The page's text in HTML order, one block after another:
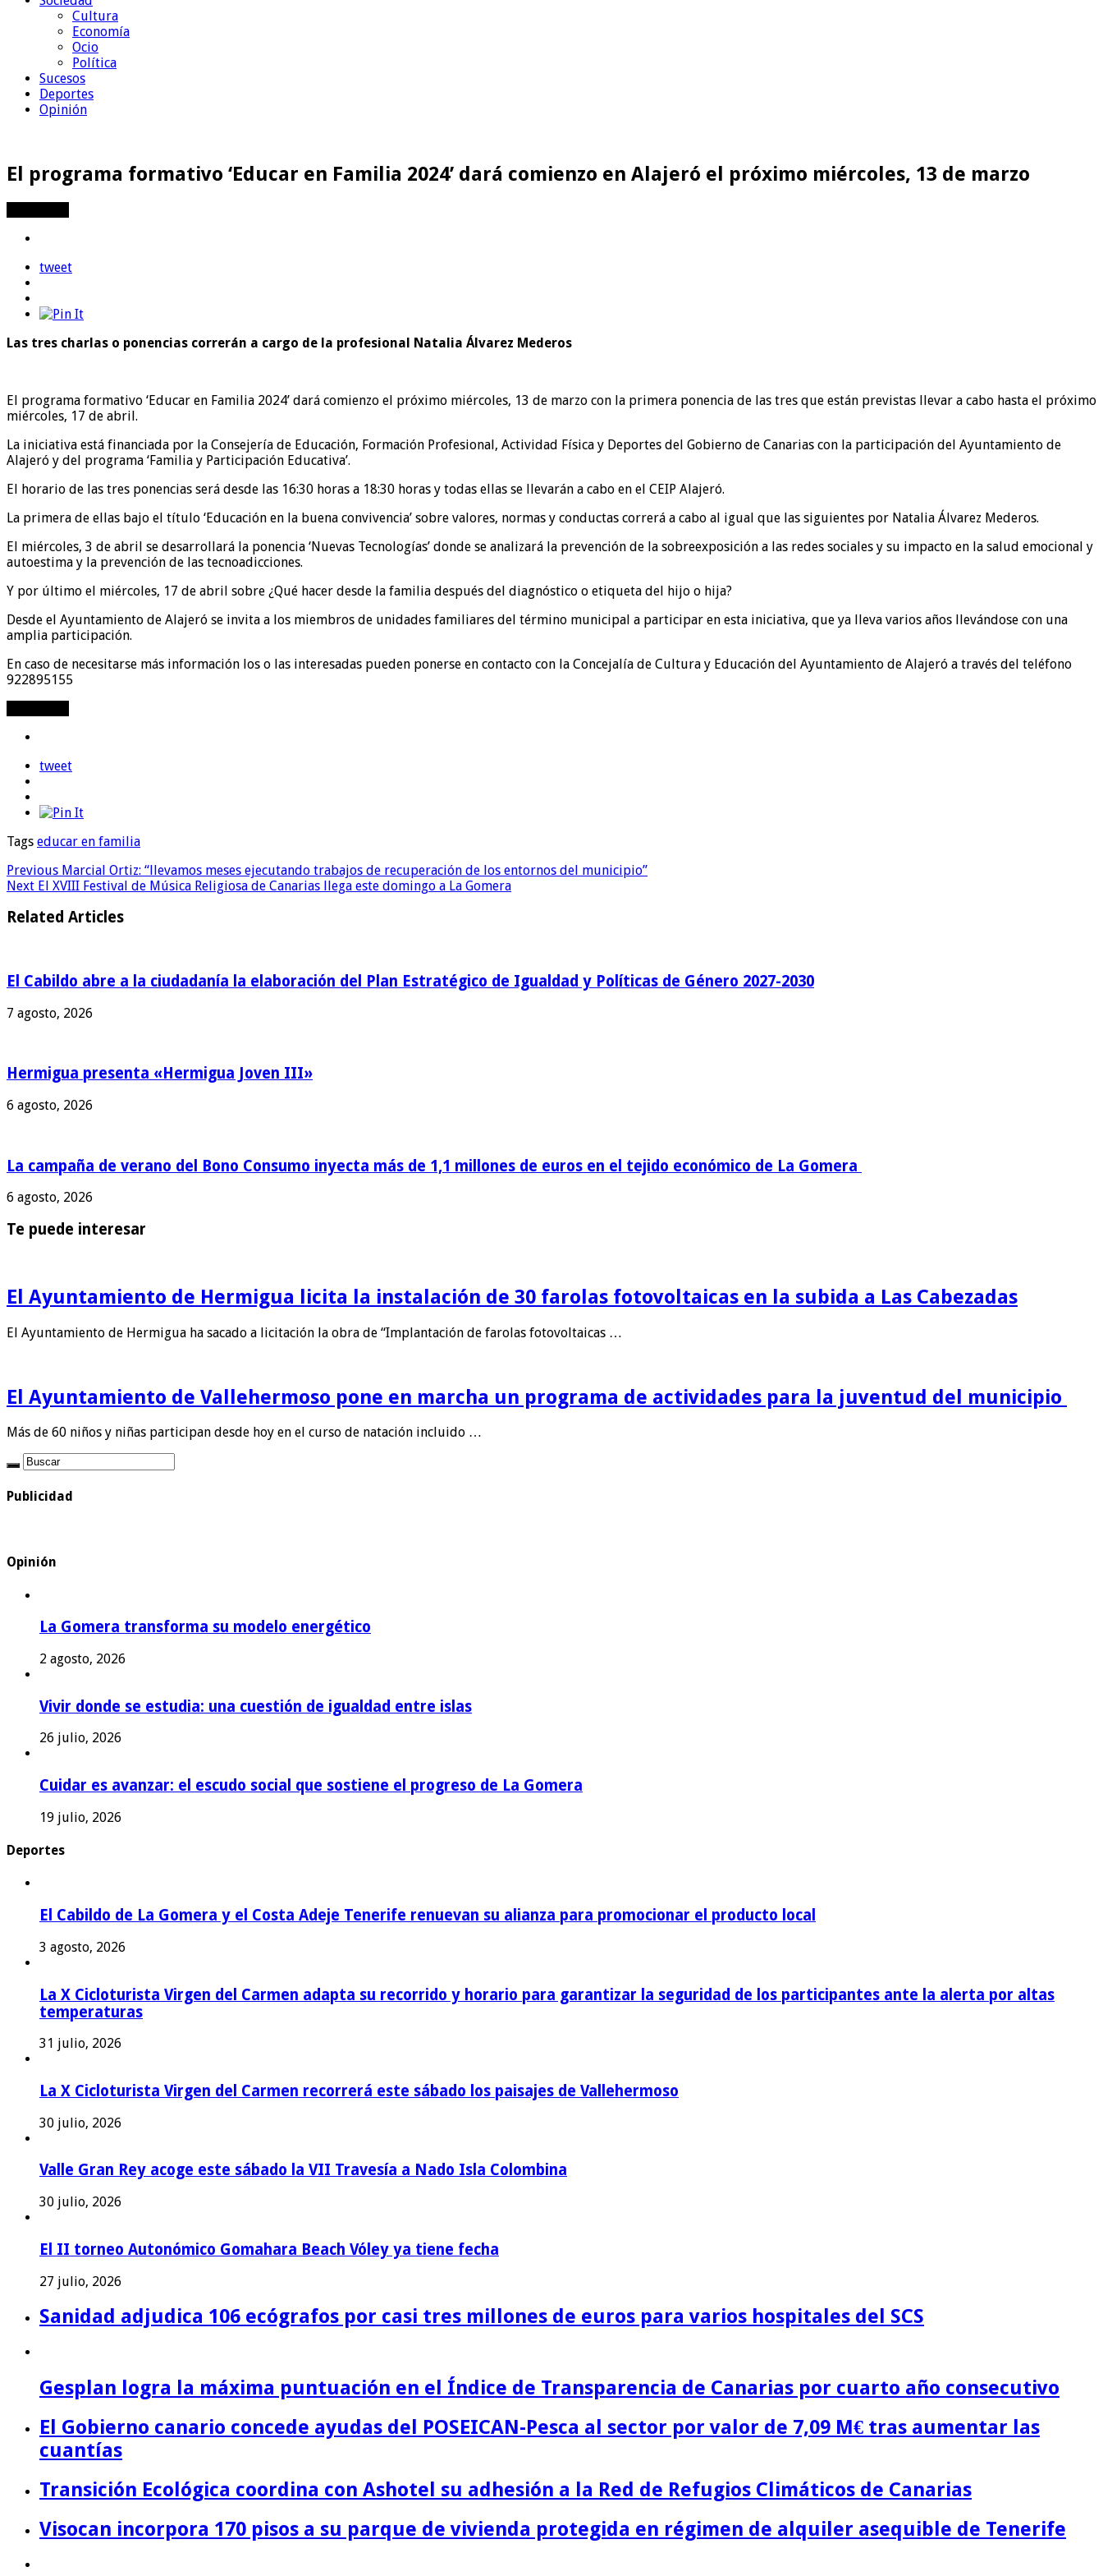
Cultura
Economía
Ocio
Política
Sucesos
Deportes
Opinión
El programa formativo ‘Educar en Familia 2024’ dará comienzo en Alajeró el próximo miércoles, 13 de marzo
tweet
Las tres charlas o ponencias correrán a cargo de la profesional Natalia Álvarez Mederos
El programa formativo ‘Educar en Familia 2024’ dará comienzo el próximo miércoles, 13 de marzo con la primera ponencia de las tres que están previstas llevar a cabo hasta el próximo
miércoles, 17 de abril.
La iniciativa está financiada por la Consejería de Educación, Formación Profesional, Actividad Física y Deportes del Gobierno de Canarias con la participación del Ayuntamiento de
Alajeró y del programa ‘Familia y Participación Educativa’.
El horario de las tres ponencias será desde las 16:30 horas a 18:30 horas y todas ellas se llevarán a cabo en el CEIP Alajeró.
La primera de ellas bajo el título ‘Educación en la buena convivencia’ sobre valores, normas y conductas correrá a cabo al igual que las siguientes por Natalia Álvarez Mederos.
El miércoles, 3 de abril se desarrollará la ponencia ‘Nuevas Tecnologías’ donde se analizará la prevención de la sobreexposición a las redes sociales y su impacto en la salud emocional y
autoestima y la prevención de las tecnoadicciones.
Y por último el miércoles, 17 de abril sobre ¿Qué hacer desde la familia después del diagnóstico o etiqueta del hijo o hija?
Desde el Ayuntamiento de Alajeró se invita a los miembros de unidades familiares del término municipal a participar en esta iniciativa, que ya lleva varios años llevándose con una
amplia participación.
En caso de necesitarse más información los o las interesadas pueden ponerse en contacto con la Concejalía de Cultura y Educación del Ayuntamiento de Alajeró a través del teléfono
922895155
tweet
Tags educar en familia
Previous Marcial Ortiz: “llevamos meses ejecutando trabajos de recuperación de los entornos del municipio”
Next El XVIII Festival de Música Religiosa de Canarias llega este domingo a La Gomera
Related Articles
El Cabildo abre a la ciudadanía la elaboración del Plan Estratégico de Igualdad y Políticas de Género 2027-2030
7 agosto, 2026
Hermigua presenta «Hermigua Joven III»
6 agosto, 2026
La campaña de verano del Bono Consumo inyecta más de 1,1 millones de euros en el tejido económico de La Gomera
6 agosto, 2026
Te puede interesar
El Ayuntamiento de Hermigua licita la instalación de 30 farolas fotovoltaicas en la subida a Las Cabezadas
El Ayuntamiento de Hermigua ha sacado a licitación la obra de “Implantación de farolas fotovoltaicas …
El Ayuntamiento de Vallehermoso pone en marcha un programa de actividades para la juventud del municipio
Más de 60 niños y niñas participan desde hoy en el curso de natación incluido …
Publicidad
Opinión
La Gomera transforma su modelo energético
2 agosto, 2026
Vivir donde se estudia: una cuestión de igualdad entre islas
26 julio, 2026
Cuidar es avanzar: el escudo social que sostiene el progreso de La Gomera
19 julio, 2026
Deportes
El Cabildo de La Gomera y el Costa Adeje Tenerife renuevan su alianza para promocionar el producto local
3 agosto, 2026
La X Cicloturista Virgen del Carmen adapta su recorrido y horario para garantizar la seguridad de los participantes ante la alerta por altas
temperaturas
31 julio, 2026
La X Cicloturista Virgen del Carmen recorrerá este sábado los paisajes de Vallehermoso
30 julio, 2026
Valle Gran Rey acoge este sábado la VII Travesía a Nado Isla Colombina
30 julio, 2026
El II torneo Autonómico Gomahara Beach Vóley ya tiene fecha
27 julio, 2026
Sanidad adjudica 106 ecógrafos por casi tres millones de euros para varios hospitales del SCS
Gesplan logra la máxima puntuación en el Índice de Transparencia de Canarias por cuarto año consecutivo
El Gobierno canario concede ayudas del POSEICAN-Pesca al sector por valor de 7,09 M€ tras aumentar las
cuantías
Transición Ecológica coordina con Ashotel su adhesión a la Red de Refugios Climáticos de Canarias
Visocan incorpora 170 pisos a su parque de vivienda protegida en régimen de alquiler asequible de Tenerife